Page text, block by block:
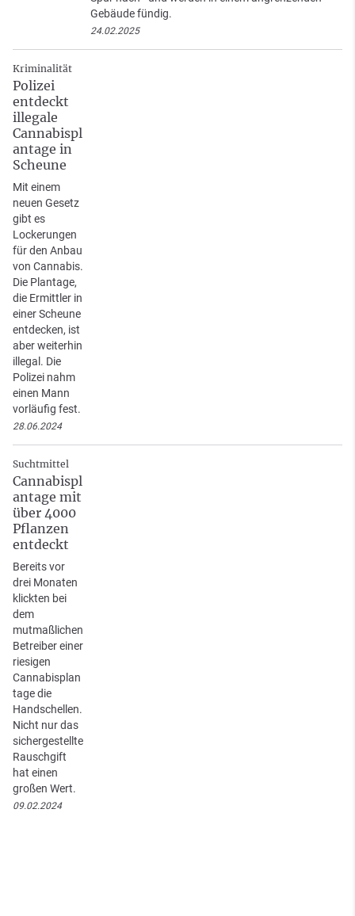
Gebäude fündig.
24.02.2025
Kriminalität
Polizei
entdeckt
illegale
Cannabispl
antage in
Scheune
Mit einem
neuen Gesetz
gibt es
Lockerungen
für den Anbau
von Cannabis.
Die Plantage,
die Ermittler in
einer Scheune
entdecken, ist
aber weiterhin
illegal. Die
Polizei nahm
einen Mann
vorläufig fest.
28.06.2024
Suchtmittel
Cannabispl
antage mit
über 4000
Pflanzen
entdeckt
Bereits vor
drei Monaten
klickten bei
dem
mutmaßlichen
Betreiber einer
riesigen
Cannabisplan
tage die
Handschellen.
Nicht nur das
sichergestellte
Rauschgift
hat einen
großen Wert.
09.02.2024